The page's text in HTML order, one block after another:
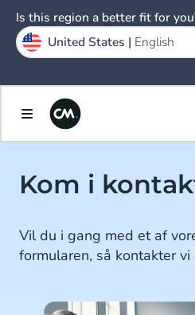
Kom i
Vil du i gang med et af
formularen, så kontakter
Is this region a better fit for
United States | English